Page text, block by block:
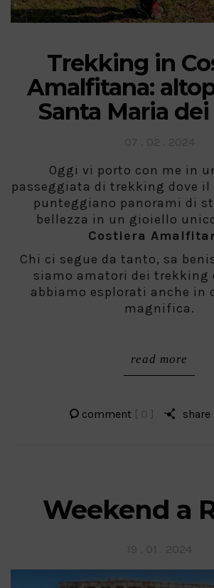
Trekking in
Amalfitana:
Santa Maria
Oggi vi porto con me in
passeggiata di trekking dove il
punteggiano panorami di
bellezza in un gioiello
Costiera
Chi ci segue da tanto, sa
siamo amatori dei trekking
abbiamo esplorati anche in
magnifica.
read more
comment [ 0 ] share
Weekend a
on